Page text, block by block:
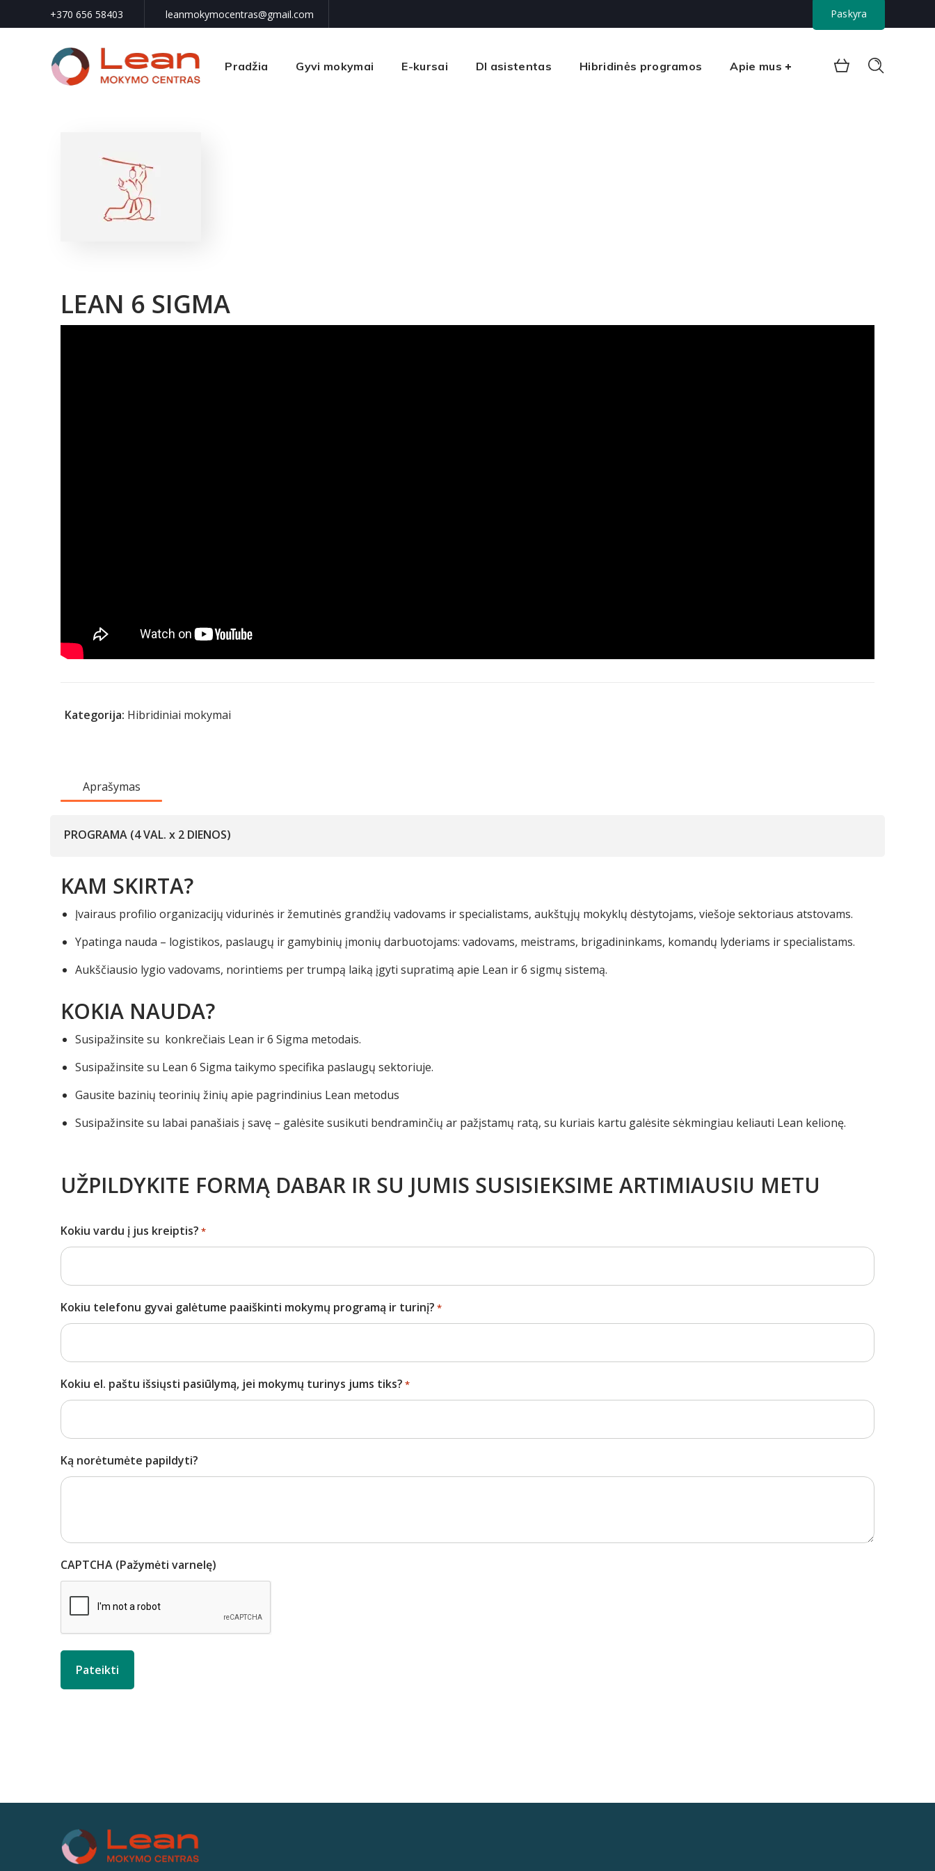
+370 656 58403 leanmokymocentras@gmail.com Paskyra
Pradžia Gyvi mokymai E-kursai DI asistentas Hibridinės programos Apie mus
LEAN 6 SIGMA
Kategorija: Hibridiniai mokymai
Aprašymas
PROGRAMA (4 VAL. x 2 DIENOS)
KAM SKIRTA?
Įvairaus profilio organizacijų vidurinės ir žemutinės grandžių vadovams ir specialistams, aukštųjų mokyklų dėstytojams, viešoje sektoriaus atstovams.
Ypatinga nauda – logistikos, paslaugų ir gamybinių įmonių darbuotojams: vadovams, meistrams, brigadininkams, komandų lyderiams ir specialistams.
Aukščiausio lygio vadovams, norintiems per trumpą laiką įgyti supratimą apie Lean ir 6 sigmų sistemą.
KOKIA NAUDA?
Susipažinsite su konkrečiais Lean ir 6 Sigma metodais.
Susipažinsite su Lean 6 Sigma taikymo specifika paslaugų sektoriuje.
Gausite bazinių teorinių žinių apie pagrindinius Lean metodus
Susipažinsite su labai panašiais į savę – galėsite susikuti bendraminčių ar pažįstamų ratą, su kuriais kartu galėsite sėkmingiau keliauti Lean kelionę.
UŽPILDYKITE FORMĄ DABAR IR SU JUMIS SUSISIEKSIME ARTIMIAUSIU METU
Kokiu vardu į jus kreiptis? *
Kokiu telefonu gyvai galėtume paaiškinti mokymų programą ir turinį? *
Kokiu el. paštu išsiųsti pasiūlymą, jei mokymų turinys jums tiks? *
Ką norėtumėte papildyti?
CAPTCHA (Pažymėti varnelę)